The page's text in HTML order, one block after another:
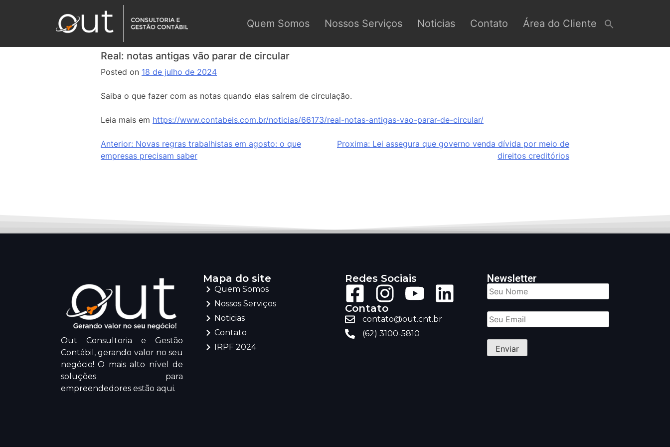
Quem Somos Nossos Serviços Noticias Contato Área do Cliente
Real: notas antigas vão parar de circular
Posted on 18 de julho de 2024
Saiba o que fazer com as notas quando elas saírem de circulação.
Leia mais em https://www.contabeis.com.br/noticias/66173/real-notas-antigas-vao-parar-de-circular/
Anterior: Novas regras trabalhistas em agosto: o que
empresas precisam saber
Proxima: Lei assegura que governo venda dívida por meio de
direitos creditórios
Out Consultoria e Gestão
Contábil, gerando valor no seu
negócio! O mais alto nível de
soluções para
empreendedores estão aqui.
Mapa do site
Quem Somos
Nossos Serviços
Noticias
Contato
IRPF 2024
Redes Sociais
Contato
contato@out.cnt.br
(62) 3100-5810
Newsletter